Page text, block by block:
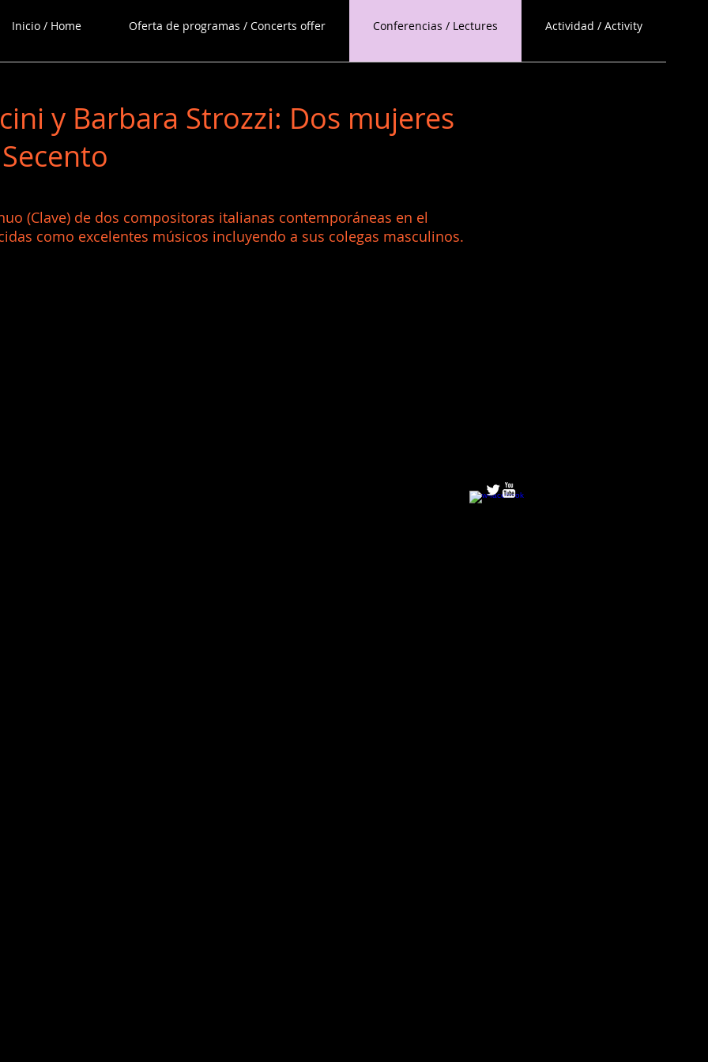
Inicio / Home Oferta de programas / Concerts offer Conferencias / Lectures Actividad / Activity
y Barbara Strozzi: Dos mujeres
(Clave) de dos compositoras italianas contemporáneas en el
como excelentes músicos incluyendo a sus colegas masculinos.